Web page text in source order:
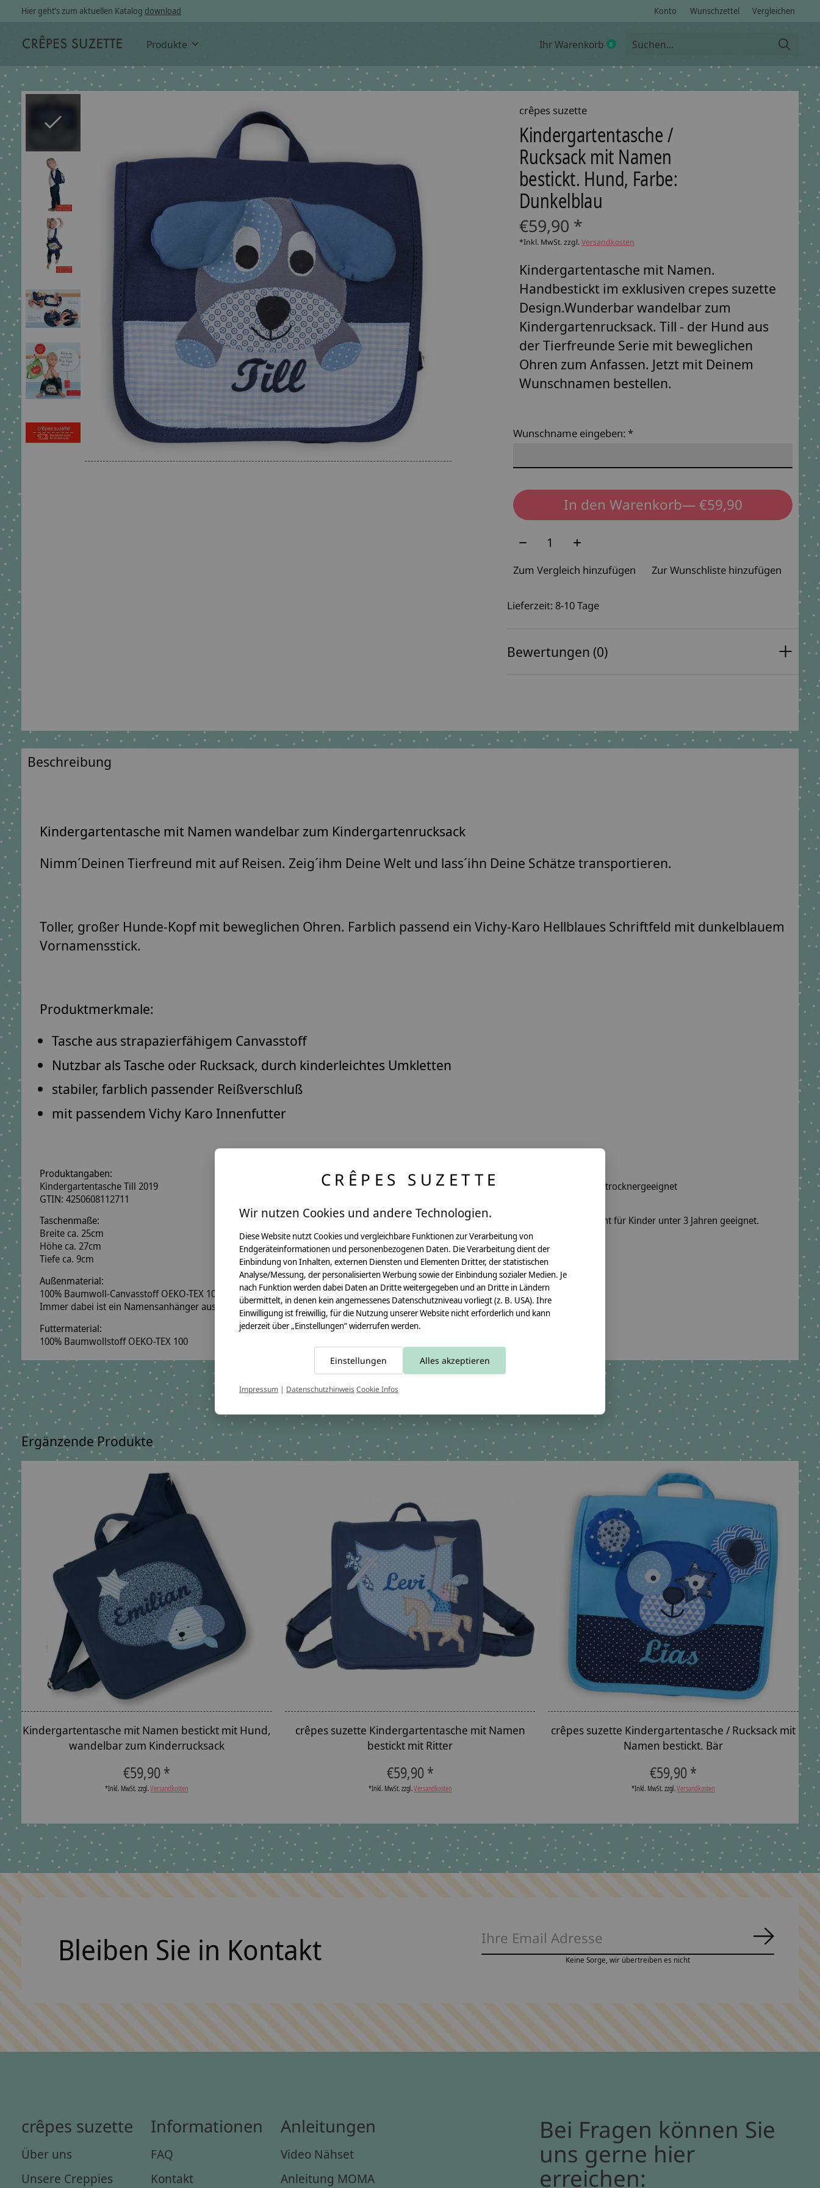
Hier geht’s zum aktuellen Katalog download Konto Wunschzettel Vergleichen
Produkte Ihr Warenkorb 0items
crêpes suzette
Kindergartentasche /
Rucksack mit Namen
bestickt. Hund, Farbe:
Dunkelblau
€59,90 *
*Inkl. MwSt. zzgl.Versandkosten
Kindergartentasche mit Namen.
Handbestickt im exklusiven crepes suzette
Design.Wunderbar wandelbar zum
Kindergartenrucksack. Till - der Hund aus
der Tierfreunde Serie mit beweglichen
Ohren zum Anfassen. Jetzt mit Deinem
Wunschnamen bestellen.
Wunschname eingeben:*
In den Warenkorb
— €59,90
Menge:
Zum Vergleich hinzufügen Zur Wunschliste hinzufügen
Lieferzeit: 8-10 Tage
Bewertungen (0)
Beschreibung
Kindergartentasche mit Namen wandelbar zum Kindergartenrucksack
Nimm´Deinen Tierfreund mit auf Reisen. Zeig´ihm Deine Welt und lass´ihn Deine Schätze transportieren.
Toller, großer Hunde-Kopf mit beweglichen Ohren. Farblich passend ein Vichy-Karo Hellblaues Schriftfeld mit dunkelblauem
Vornamensstick.
Produktmerkmale:
Tasche aus strapazierfähigem Canvasstoff
Nutzbar alsTasche oder Rucksack, durch kinderleichtes Umkletten
stabiler, farblich passender Reißverschluß
mit passendem Vichy Karo Innenfutter
Produktangaben:
Kindergartentasche Till 2019
GTIN: 4250608112711
Taschenmaße:
Breite ca. 25cm
Höhe ca. 27cm
Tiefe ca. 9cm
Außenmaterial:
100% Baumwoll-Canvasstoff OEKO-TEX 100
Immer dabei ist ein Namensanhänger aus Holzwürfeln
Futtermaterial:
100% Baumwollstoff OEKO-TEX 100
Pflegehinweis:
Waschbar bei 30°C Schonwäsche, nicht trocknergeeignet
Sicherheitshinweise:
Die angehangenen Holzwürfel sind nicht für Kinder unter 3 Jahren geeignet.
Angaben zum Hersteller:
crêpes suzette GmbH & Co. KG
Sülzburgstraße 108
50937 Köln
E-Mail:info@crepes-suzette.net
Tel.:+49 221 2616939
Ergänzende Produkte
Kindergartentasche mit Namen bestickt mit Hund,
wandelbar zum Kinderrucksack
€59,90 *
*Inkl. MwSt. zzgl.Versandkosten
crêpes suzette Kindergartentasche mit Namen
bestickt mit Ritter
€59,90 *
*Inkl. MwSt. zzgl.Versandkosten
crêpes suzette Kindergartentasche / Rucksack mit
Namen bestickt. Bär
€59,90 *
*Inkl. MwSt. zzgl.Versandkosten
Bleiben Sie in Kontakt Keine Sorge, wir übertreiben es nicht
crêpes suzette
Über uns
Unsere Creppies
Informationen
FAQ
Kontakt
Anleitungen
Video Nähset
Anleitung MOMA
Bei Fragen können Sie
uns gerne hier
erreichen:
CRÊPES SUZETTE
Wir nutzen Cookies und andere Technologien.
Diese Website nutzt Cookies und vergleichbare Funktionen zur Verarbeitung von
Endgeräteinformationen und personenbezogenen Daten. Die Verarbeitung dient der
Einbindung von Inhalten, externen Diensten und Elementen Dritter, der statistischen
Analyse/Messung, der personalisierten Werbung sowie der Einbindung sozialer Medien. Je
nach Funktion werden dabei Daten an Dritte weitergegeben und an Dritte in Ländern
übermittelt, in denen kein angemessenes Datenschutzniveau vorliegt (z. B. USA). Ihre
Einwilligung ist freiwillig, für die Nutzung unserer Website nicht erforderlich und kann
jederzeit über „Einstellungen“ widerrufen werden.
Einstellungen Alles akzeptieren
Impressum | DatenschutzhinweisCookie Infos